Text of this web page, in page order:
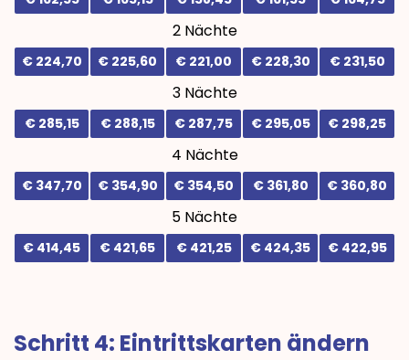
2 Nächte
€ 224,70 € 225,60 € 221,00 € 228,30 € 231,50
3 Nächte
€ 285,15 € 288,15 € 287,75 € 295,05 € 298,25
4 Nächte
€ 347,70 € 354,90 € 354,50 € 361,80 € 360,80
5 Nächte
€ 414,45 € 421,65 € 421,25 € 424,35 € 422,95
Schritt 4: Eintrittskarten ändern